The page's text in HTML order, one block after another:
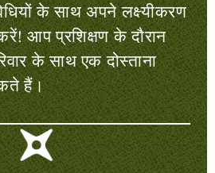
के साथ अपने लक्ष्यीकरण
आप प्रशिक्षण के दौरान
के साथ एक दोस्ताना
हैं।